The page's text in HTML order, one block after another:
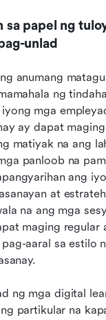
sa papel ng
unlad
anumang
ng
iyong mga
ay dapat
matiyak na ang
panloob na
ang
at
na ang mga
maging regular
aaral sa estilo
ng mga digital
partikular na